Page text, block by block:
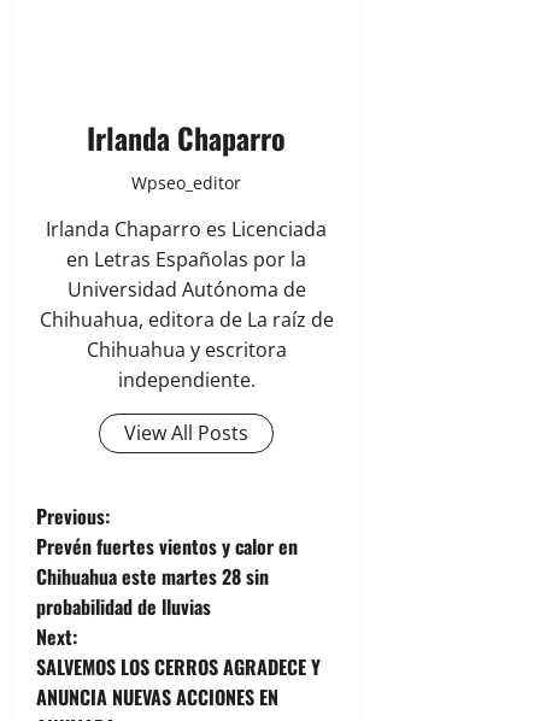
Irlanda Chaparro
Wpseo_editor
Irlanda Chaparro es Licenciada
en Letras Españolas por la
Universidad Autónoma de
Chihuahua, editora de La raíz de
Chihuahua y escritora
independiente.
View All Posts
P
o
s
t
Previous:
Prevén fuertes vientos y calor en
Chihuahua este martes 28 sin
probabilidad de lluvias
Next:
SALVEMOS LOS CERROS AGRADECE Y
ANUNCIA NUEVAS ACCIONES EN